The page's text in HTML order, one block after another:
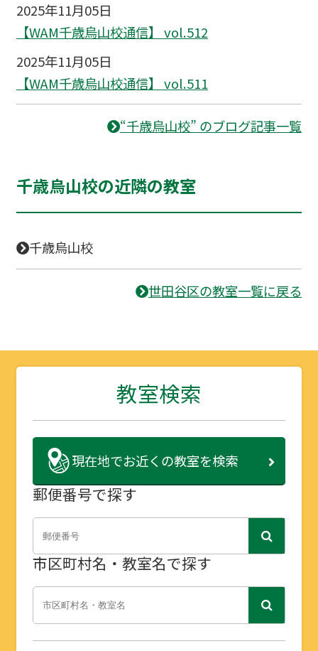
2025年11月05日
【WAM千歳烏山校通信】 vol.512
2025年11月05日
【WAM千歳烏山校通信】 vol.511
“千歳烏山校” のブログ記事一覧
千歳烏山校の近隣の教室
千歳烏山校
世田谷区の教室一覧に戻る
教室検索
現在地でお近くの教室を検索
郵便番号で探す
市区町村名・教室名で探す